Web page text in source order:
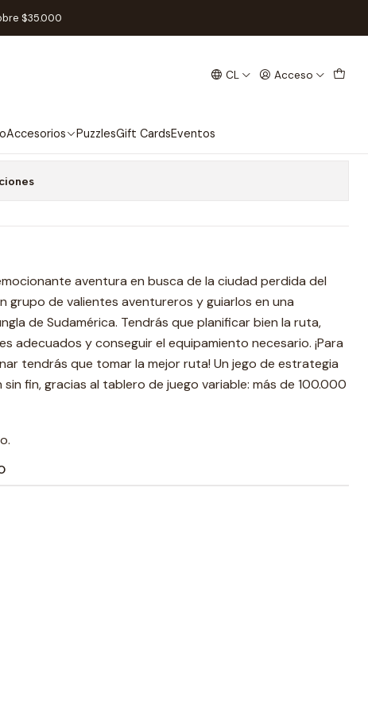
CL Acceso
Accesorios PuzzlesGift CardsEventos
$35.000
- Español
EDICIÓN) - Español
favoritos
aventura en busca de la ciudad perdida del
grupo de valientes aventureros y guiarlos en una
de Sudamérica. Tendrás que planificar bien la ruta,
adecuados y conseguir el equipamiento necesario. ¡Para
tendrás que tomar la mejor ruta! Un jego de estrategia
fin, gracias al tablero de juego variable: más de 100.000